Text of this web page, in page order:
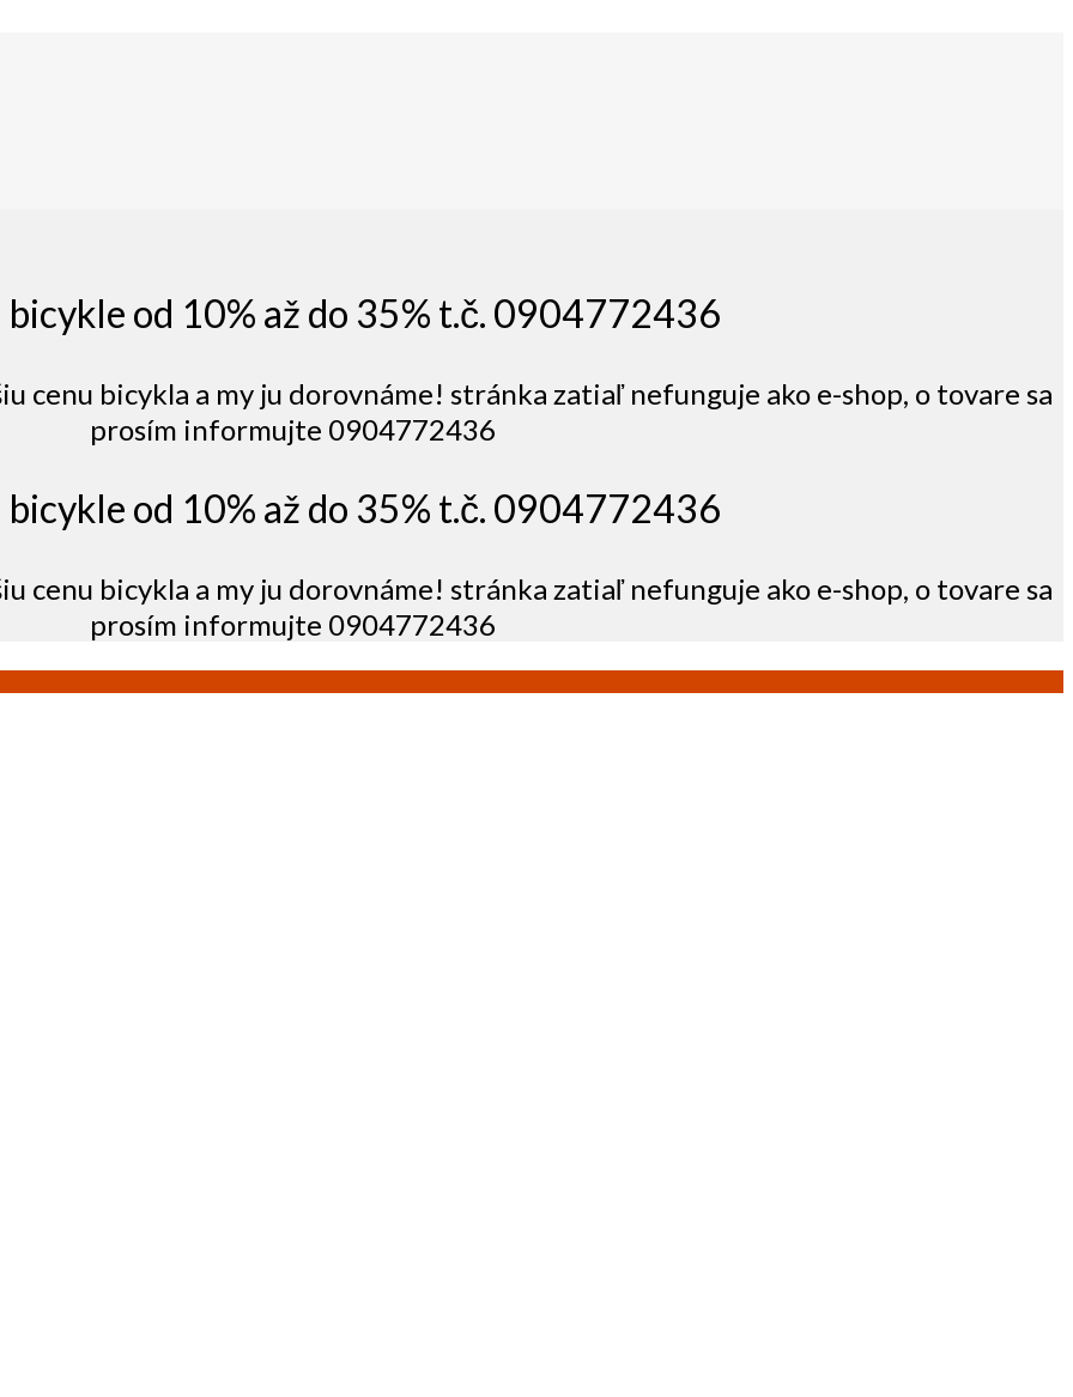
bicykle od 10% až do 35% t.č. 0904772436
cenu bicykla a my ju dorovnáme! stránka zatiaľ nefunguje ako e-shop, o tovare sa
prosím informujte 0904772436
bicykle od 10% až do 35% t.č. 0904772436
cenu bicykla a my ju dorovnáme! stránka zatiaľ nefunguje ako e-shop, o tovare sa
prosím informujte 0904772436